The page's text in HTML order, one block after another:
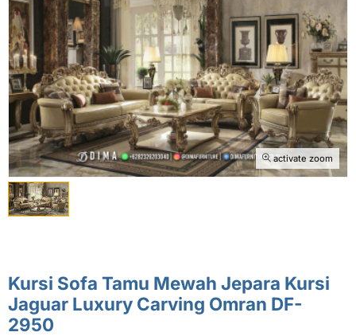
activate zoom
Kursi Sofa Tamu Mewah Jepara Kursi
Jaguar Luxury Carving Omran DF-
2950